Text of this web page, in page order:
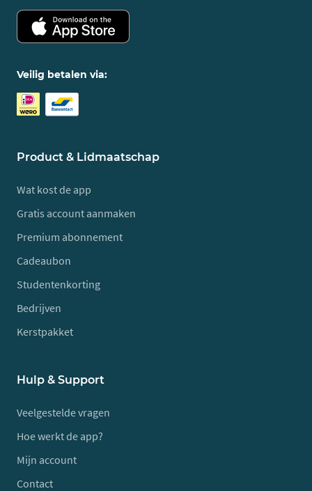
Veilig betalen via:
Product & Lidmaatschap
Wat kost de app
Gratis account aanmaken
Premium abonnement
Cadeaubon
Studentenkorting
Bedrijven
Kerstpakket
Hulp & Support
Veelgestelde vragen
Hoe werkt de app?
Mijn account
Contact